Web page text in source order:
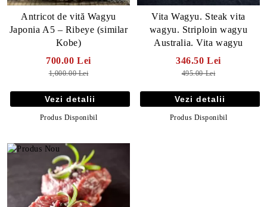
Antricot de vită Wagyu
Japonia A5 – Ribeye (similar
Kobe)
700.00 Lei
1,000.00 Lei
Vezi detalii
Produs Disponibil
Vita Wagyu. Steak vita
wagyu. Striploin wagyu
Australia. Vita wagyu
346.50 Lei
495.00 Lei
Vezi detalii
Produs Disponibil